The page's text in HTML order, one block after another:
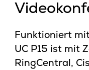
Funktioniert
UC P15 ist mit
RingCentral,